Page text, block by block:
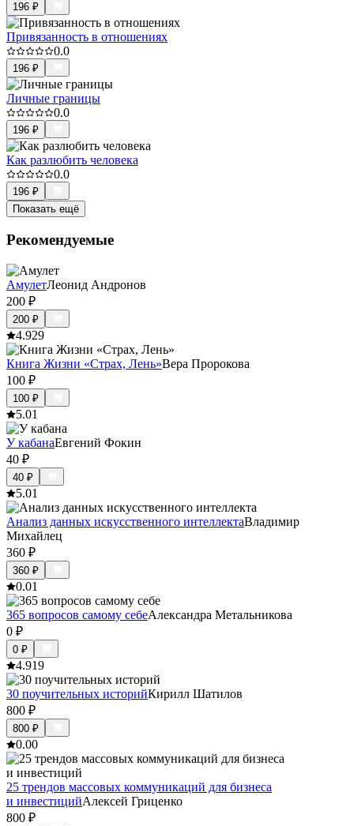
196 ₽
Привязанность в отношениях
0.0
196 ₽
Личные границы
0.0
196 ₽
Как разлюбить человека
0.0
196 ₽
Показать ещё
Рекомендуемые
АмулетЛеонид Андронов
200 ₽
200 ₽
4.929
Книга Жизни «Страх, Лень»Вера Пророкова
100 ₽
100 ₽
5.01
У кабанаЕвгений Фокин
40 ₽
40 ₽
5.01
Анализ данных искусственного интеллектаВладимир
Михайлец
360 ₽
360 ₽
0.01
365 вопросов самому себеАлександра Метальникова
0 ₽
0 ₽
4.919
30 поучительных историйКирилл Шатилов
800 ₽
800 ₽
0.00
25 трендов массовых коммуникаций для бизнеса
и инвестицийАлексей Гриценко
800 ₽